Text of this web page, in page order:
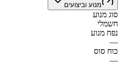
מנוע וביצועים
סוג מנוע
חשמלי
נפח מנוע
—
כוח סוס
—